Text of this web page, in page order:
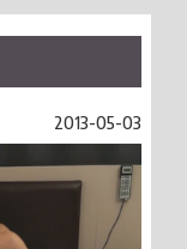
2013-05-03